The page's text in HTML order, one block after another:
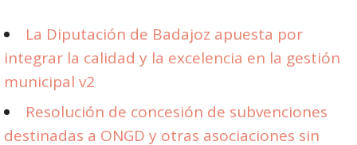
La Diputación de Badajoz apuesta por
integrar la calidad y la excelencia en la gestión
municipal v2
Resolución de concesión de subvenciones
destinadas a ONGD y otras asociaciones sin